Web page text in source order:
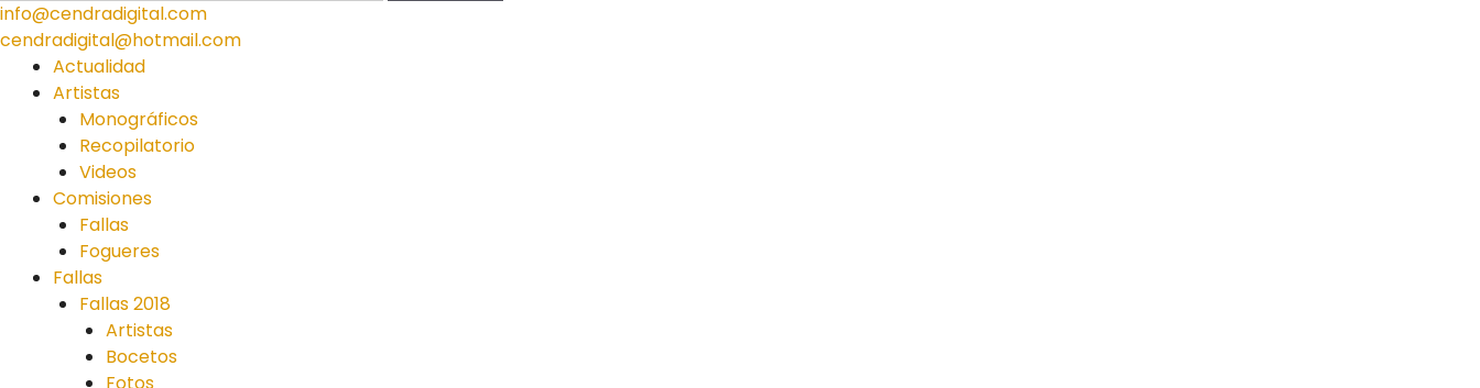
info@cendradigital.com
cendradigital@hotmail.com
Actualidad
Artistas
Monográficos
Recopilatorio
Videos
Comisiones
Fallas
Fogueres
Fallas
Fallas 2018
Artistas
Bocetos